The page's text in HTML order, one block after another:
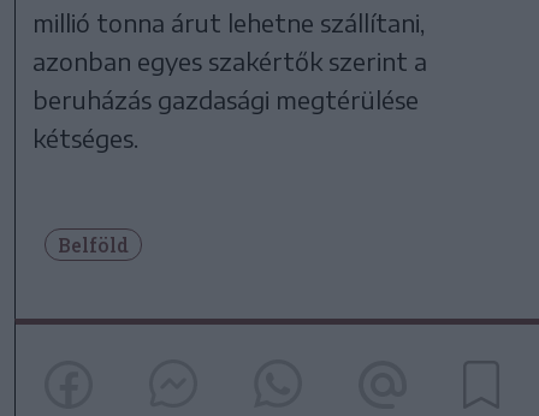
millió tonna árut lehetne szállítani,
azonban egyes szakértők szerint a
beruházás gazdasági megtérülése
kétséges.
Belföld